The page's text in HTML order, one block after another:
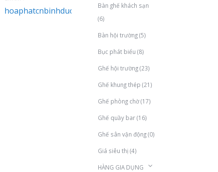
hoaphatcnbinhduong@gmail.com
Bàn ghế khách sạn
(6)
Bàn hội trường(5)
Bục phát biểu (8)
Ghế hội trường(23)
Ghế khung thép (21)
Ghế phòng chờ(17)
Ghế quầy bar(16)
Ghế sân vận động(0)
Giá siêu thị (4)
HÀNG GIA DỤNG